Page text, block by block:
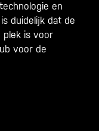
en
duidelijk dat de
plek is voor
voor de